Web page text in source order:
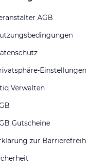
AGB
Einstellungen
Verwalten
Gutscheine
zur